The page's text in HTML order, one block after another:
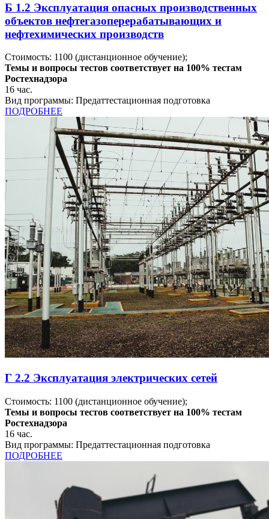
Б 1.2 Эксплуатация опасных производственных
объектов нефтегазоперерабатывающих и
нефтехимических производств
Стоимость: 1100 (дистанционное обучение);
Темы и вопросы тестов соответствует на 100% тестам
Ростехнадзора
16 час.
Вид программы: Предаттестационная подготовка
ПОДРОБНЕЕ
Г 2.2 Эксплуатация электрических сетей
Стоимость: 1100 (дистанционное обучение);
Темы и вопросы тестов соответствует на 100% тестам
Ростехнадзора
16 час.
Вид программы: Предаттестационная подготовка
ПОДРОБНЕЕ